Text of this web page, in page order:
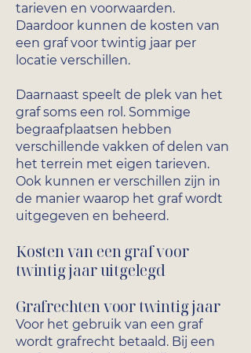
tarieven en voorwaarden.
Daardoor kunnen de kosten van
een graf voor twintig jaar per
locatie verschillen.
Daarnaast speelt de plek van het
graf soms een rol. Sommige
begraafplaatsen hebben
verschillende vakken of delen van
het terrein met eigen tarieven.
Ook kunnen er verschillen zijn in
de manier waarop het graf wordt
uitgegeven en beheerd.
Kosten van een graf voor
twintig jaar uitgelegd
Grafrechten voor twintig jaar
Voor het gebruik van een graf
wordt grafrecht betaald. Bij een